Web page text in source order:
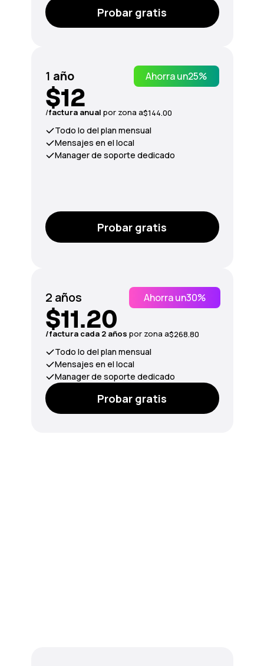
Probar gratis
1 año Ahorra un25%
$12
/factura anual por zona a$144.00
Todo lo del plan mensual
Mensajes en el local
Manager de soporte dedicado
Probar gratis
2 años Ahorra un30%
$11.20
/factura cada 2 años por zona a$268.80
Todo lo del plan mensual
Mensajes en el local
Manager de soporte dedicado
Probar gratis